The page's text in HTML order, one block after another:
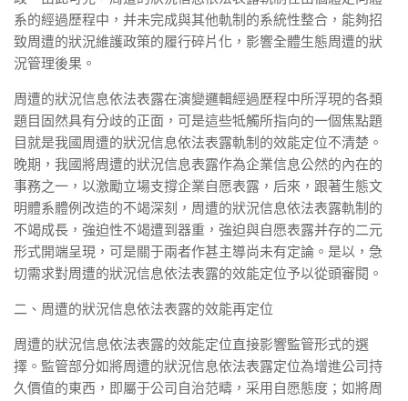
系的經過歷程中，并未完成與其他軌制的系統性整合，能夠招
致周遭的狀況維護政策的履行碎片化，影響全體生態周遭的狀
況管理後果。
周遭的狀況信息依法表露在演變邏輯經過歷程中所浮現的各類
題目固然具有分歧的正面，可是這些牴觸所指向的一個焦點題
目就是我國周遭的狀況信息依法表露軌制的效能定位不清楚。
晚期，我國將周遭的狀況信息表露作為企業信息公然的內在的
事務之一，以激勵立場支撐企業自愿表露，后來，跟著生態文
明體系體例改造的不竭深刻，周遭的狀況信息依法表露軌制的
不竭成長，強迫性不竭遭到器重，強迫與自愿表露并存的二元
形式開端呈現，可是關于兩者作甚主導尚未有定論。是以，急
切需求對周遭的狀況信息依法表露的效能定位予以從頭審閱。
二、周遭的狀況信息依法表露的效能再定位
周遭的狀況信息依法表露的效能定位直接影響監管形式的選
擇。監管部分如將周遭的狀況信息依法表露定位為增進公司持
久價值的東西，即屬于公司自治范疇，采用自愿態度；如將周